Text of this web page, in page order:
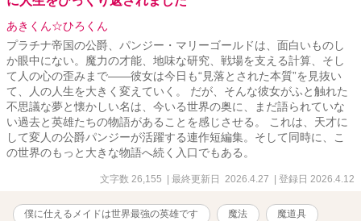
あきくん☆ひろくん
プラチナ帝国の公爵、パンジー・マリーゴールドは、面白いものし
か眼中にない。魔力の才能、地味な研究、戦場を支える計算、そし
て人の心の歪みまで――彼女は今日も“見落とされた本質”を見抜い
て、人の人生を大きく変えていく。 だが、そんな彼女がふと触れた
不思議な夢と懐かしい名は、今いる世界の奥に、まだ語られていな
い過去と英雄たちの物語があることを感じさせる。 これは、天才に
して変人の公爵パンジーが活躍する連作短編集。そして同時に、こ
の世界のもっと大きな物語へ続く入口でもある。
文字数 26,155 | 最終更新日 2026.4.27 | 登録日 2026.4.12
僕に仕えるメイドは世界最強の英雄です 魔法 魔道具